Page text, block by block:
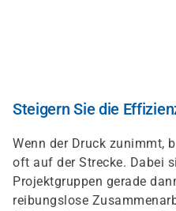
Steigern Sie die
Wenn der Druck zunimmt,
oft auf der Strecke. Dabei
Projektgruppen gerade
reibungslose